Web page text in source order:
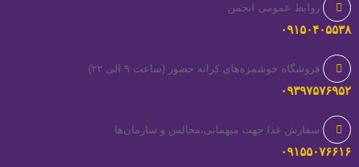
روابط عمومی انجمن
۰۹۱۵۰۴۰۵۵۳۸
فروشگاه خوشمزه‌های کرانه حضور (ساعت ۹ الی ۲۲)
۰۹۳۹۷۵۷۶۹۵۲
سفارش غذا جهت میهمانی،مجالس و سازمان‌ها
۰۹۱۵۵۰۷۶۶۱۶